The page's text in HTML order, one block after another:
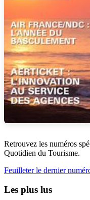
Retrouvez les numéros
Quotidien du Tourisme.
Feuilleter le dernier
Les plus lus